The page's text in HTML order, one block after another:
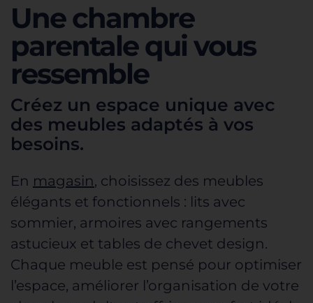
Une chambre
parentale qui vous
ressemble
Créez un espace unique avec
des meubles adaptés à vos
besoins.
En magasin, choisissez des meubles
élégants et fonctionnels : lits avec
sommier, armoires avec rangements
astucieux et tables de chevet design.
Chaque meuble est pensé pour optimiser
l’espace, améliorer l’organisation de votre